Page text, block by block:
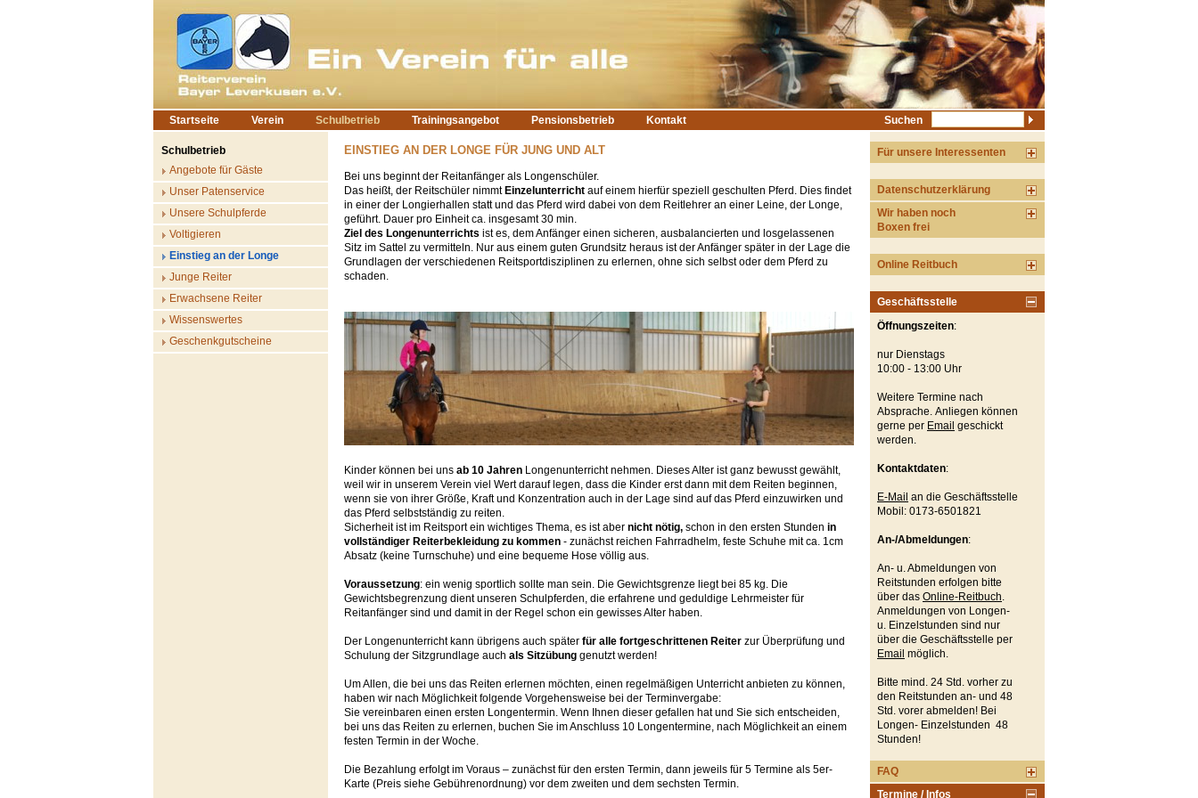
Startseite Verein Schulbetrieb Trainingsangebot Pensionsbetrieb Kontakt Suchen
Schulbetrieb
Angebote für Gäste
Unser Patenservice
Unsere Schulpferde
Voltigieren
Einstieg an der Longe
Junge Reiter
Erwachsene Reiter
Wissenswertes
Geschenkgutscheine
EINSTIEG AN DER LONGE FÜR JUNG UND ALT
Bei uns beginnt der Reitanfänger als Longenschüler.
Das heißt, der Reitschüler nimmt Einzelunterricht auf einem hierfür speziell geschulten Pferd. Dies findet
in einer der Longierhallen statt und das Pferd wird dabei von dem Reitlehrer an einer Leine, der Longe,
geführt. Dauer pro Einheit ca. insgesamt 30 min.
Ziel des Longenunterrichts ist es, dem Anfänger einen sicheren, ausbalancierten und losgelassenen
Sitz im Sattel zu vermitteln. Nur aus einem guten Grundsitz heraus ist der Anfänger später in der Lage die
Grundlagen der verschiedenen Reitsportdisziplinen zu erlernen, ohne sich selbst oder dem Pferd zu
schaden.
Kinder können bei uns ab 10 Jahren Longenunterricht nehmen. Dieses Alter ist ganz bewusst gewählt,
weil wir in unserem Verein viel Wert darauf legen, dass die Kinder erst dann mit dem Reiten beginnen,
wenn sie von ihrer Größe, Kraft und Konzentration auch in der Lage sind auf das Pferd einzuwirken und
das Pferd selbstständig zu reiten.
Sicherheit ist im Reitsport ein wichtiges Thema, es ist aber nicht nötig, schon in den ersten Stunden in
vollständiger Reiterbekleidung zu kommen - zunächst reichen Fahrradhelm, feste Schuhe mit ca. 1cm
Absatz (keine Turnschuhe) und eine bequeme Hose völlig aus.
Voraussetzung: ein wenig sportlich sollte man sein. Die Gewichtsgrenze liegt bei 85 kg. Die
Gewichtsbegrenzung dient unseren Schulpferden, die erfahrene und geduldige Lehrmeister für
Reitanfänger sind und damit in der Regel schon ein gewisses Alter haben.
Der Longenunterricht kann übrigens auch später für alle fortgeschrittenen Reiter zur Überprüfung und
Schulung der Sitzgrundlage auch als Sitzübung genutzt werden!
Um Allen, die bei uns das Reiten erlernen möchten, einen regelmäßigen Unterricht anbieten zu können,
haben wir nach Möglichkeit folgende Vorgehensweise bei der Terminvergabe:
Sie vereinbaren einen ersten Longentermin. Wenn Ihnen dieser gefallen hat und Sie sich entscheiden,
bei uns das Reiten zu erlernen, buchen Sie im Anschluss 10 Longentermine, nach Möglichkeit an einem
festen Termin in der Woche.
Die Bezahlung erfolgt im Voraus – zunächst für den ersten Termin, dann jeweils für 5 Termine als 5er-
Karte (Preis siehe Gebührenordnung) vor dem zweiten und dem sechsten Termin.
Für unsere Interessenten
Datenschutzerklärung
Wir haben noch
Boxen frei
Online Reitbuch
Geschäftsstelle
Öffnungszeiten:
nur Dienstags
10:00 - 13:00 Uhr
Weitere Termine nach
Absprache. Anliegen können
gerne per Email geschickt
werden.
Kontaktdaten:
E-Mail an die Geschäftsstelle
Mobil: 0173-6501821
An-/Abmeldungen:
An- u. Abmeldungen von
Reitstunden erfolgen bitte
über das Online-Reitbuch.
Anmeldungen von Longen-
u. Einzelstunden sind nur
über die Geschäftsstelle per
Email möglich.
Bitte mind. 24 Std. vorher zu
den Reitstunden an- und 48
Std. vorer abmelden! Bei
Longen- Einzelstunden 48
Stunden!
FAQ
Termine / Infos